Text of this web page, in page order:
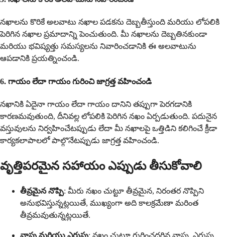
నఖాలను కొరికే అలవాటు నఖాల పడకను దెబ్బతీస్తుంది మరియు లోపలికి
పెరిగిన నఖాల ప్రమాదాన్ని పెంచుతుంది. మీ నఖాలను దెబ్బతినకుండా
మరియు భవిష్యత్తు సమస్యలను నివారించడానికి ఈ అలవాటును
ఆపడానికి ప్రయత్నించండి.
6. గాయం లేదా గాయం గురించి జాగ్రత్త వహించండి
నఖానికి ఏదైనా గాయం లేదా గాయం దానిని తప్పుగా పెరగడానికి
కారణమవుతుంది, దీనివల్ల లోపలికి పెరిగిన నఖం ఏర్పడుతుంది. పదునైన
వస్తువులను నిర్వహించేటప్పుడు లేదా మీ నఖాలపై ఒత్తిడిని కలిగించే క్రీడా
కార్యకలాపాలలో పాల్గొనేటప్పుడు జాగ్రత్త వహించండి.
వృత్తిపరమైన సహాయం ఎప్పుడు తీసుకోవాలి
తీవ్రమైన నొప్పి: మీరు నఖం చుట్టూ తీవ్రమైన, నిరంతర నొప్పిని
అనుభవిస్తున్నట్లయితే, ముఖ్యంగా అది కాలక్రమేణా మరింత
తీవ్రమవుతున్నట్లయితే.
వాపు మరియు ఎరుపు: నఖం చుట్టూ గుర్తించదగిన వాపు, ఎరుపు